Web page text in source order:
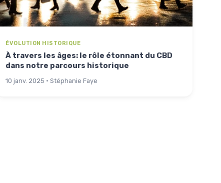
ÉVOLUTION HISTORIQUE
À travers les âges: le rôle étonnant du CBD
dans notre parcours historique
10 janv. 2025 · Stéphanie Faye